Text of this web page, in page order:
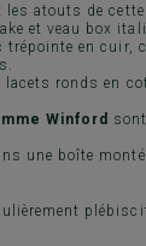
atouts de cette
et veau box
trépointe en cuir,
ronds en
Winford
une boîte